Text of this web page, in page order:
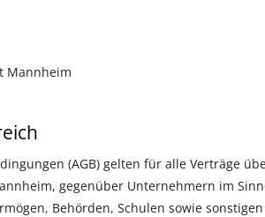
Mannheim
(AGB) gelten für alle Verträge
gegenüber Unternehmern im
Behörden, Schulen sowie